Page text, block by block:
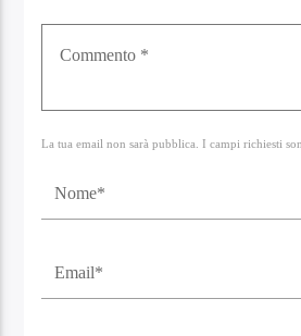
La tua email non sarà pubblica. I campi richiesti